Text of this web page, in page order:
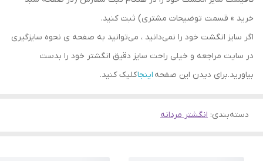
خرید » قسمت توضیحات مشتری) ثبت کنید.
اگر سایز انگشت خود را نمی‌دانید ، می‌توانید به صفحه ی نحوه سایزگیری
در سایت مراجعه و خیلی راحت سایز دقیق انگشتر خود را بدست
بیاورید.برای دیدن این صفحه اینجاکلیک کنید.
دسته‌بندی: انگشتر مردانه